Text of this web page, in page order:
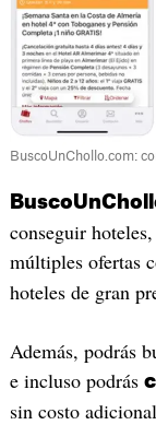
BuscoUnChollo.com:
conseguir
múltiples ofertas
hoteles de gran
Además, podrás
e incluso podrás
sin costo